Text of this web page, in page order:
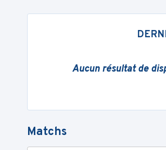
Aucun résultat de
Matchs